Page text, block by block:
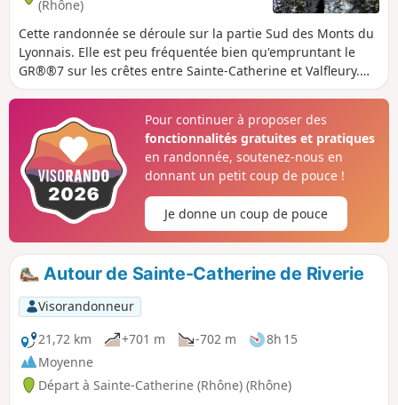
(Rhône)
Cette randonnée se déroule sur la partie Sud des Monts du
Lyonnais. Elle est peu fréquentée bien qu'empruntant le
GR®®7 sur les crêtes entre Sainte-Catherine et Valfleury.
Dans ce village avait lieu un pèlerinage consacré à la
s'efface peu à peu : chemins de croix, statues, grottes
reconstituées. Le chemin de retour s'effectue par le vallon
de la Durèze avant de remonter sur de petits hameaux dont
celui de Lachal et son orgueilleux château néo-classique du
XVIIIe siècle puis traverse le Bois des Feuilles pour
retrouver Sainte-Catherine.
Pour continuer à proposer des
fonctionnalités gratuites et pratiques
en randonnée, soutenez-nous en
donnant un petit coup de pouce !
Je donne un coup de pouce
Autour de Sainte-Catherine de Riverie
Visorandonneur
21,72 km
+701 m -702 m
8h 15
Moyenne
Départ à Sainte-Catherine (Rhône) (Rhône)